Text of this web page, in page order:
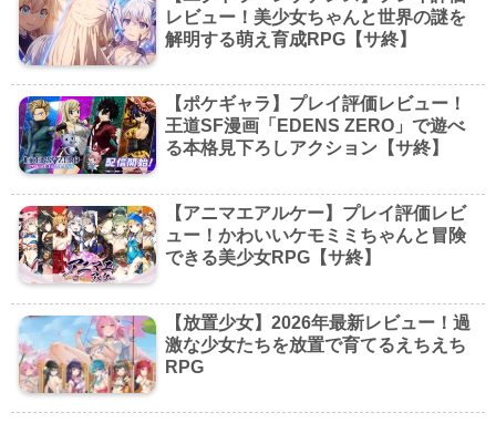
レビュー！美少女ちゃんと世界の謎を
解明する萌え育成RPG【サ終】
【ポケギャラ】プレイ評価レビュー！
王道SF漫画「EDENS ZERO」で遊べ
る本格見下ろしアクション【サ終】
【アニマエアルケー】プレイ評価レビ
ュー！かわいいケモミミちゃんと冒険
できる美少女RPG【サ終】
【放置少女】2026年最新レビュー！過
激な少女たちを放置で育てるえちえち
RPG